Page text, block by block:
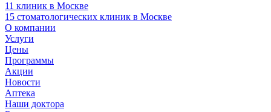
11 клиник в Москве
15 стоматологических клиник в Москве
О компании
Услуги
Цены
Программы
Акции
Новости
Аптека
Наши доктора